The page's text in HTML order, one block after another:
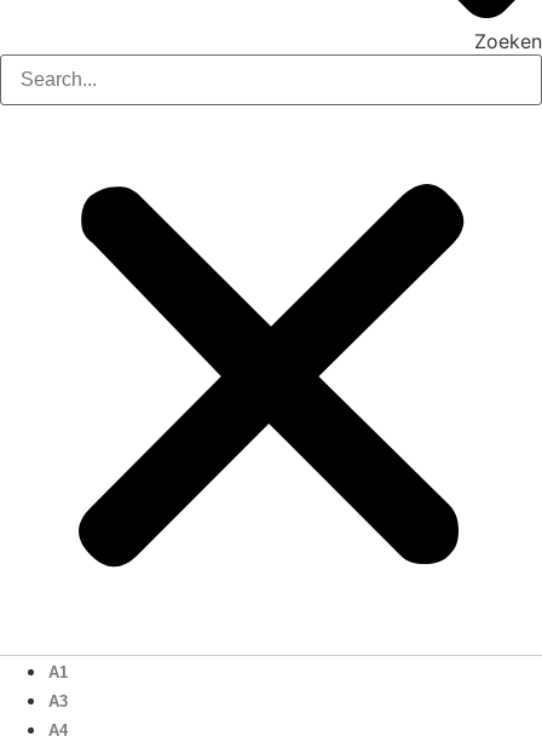
Zoeken
A1
A3
A4